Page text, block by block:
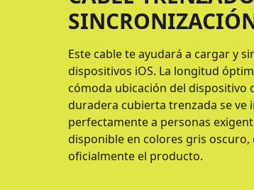
Este cable te ayudará a cargar y
dispositivos iOS. La longitud
cómoda ubicación del dispositivo
duradera cubierta trenzada se ve
perfectamente a personas
disponible en colores gris
oficialmente el producto.